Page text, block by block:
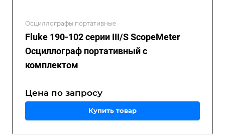
Осциллографы портативные
Fluke 190-102 серии III/S ScopeMeter
Осциллограф портативный с
комплектом
Цена по запросу
Купить товар